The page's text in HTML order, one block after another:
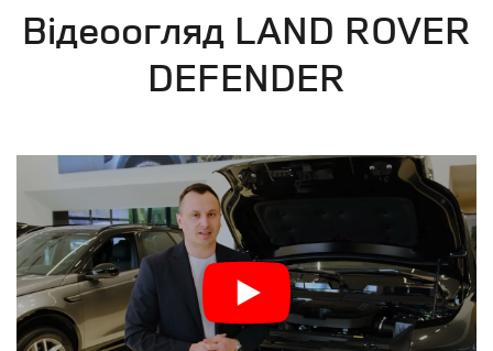
Відеоогляд LAND ROVER
DEFENDER